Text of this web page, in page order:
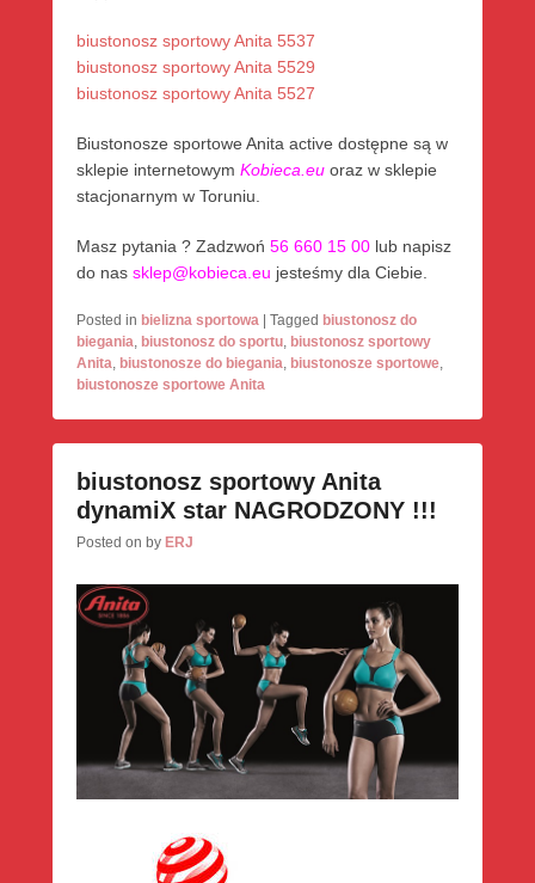
biustonosz sportowy Anita 5537
biustonosz sportowy Anita 5529
biustonosz sportowy Anita 5527
Biustonosze sportowe Anita active dostępne są w
sklepie internetowym Kobieca.eu oraz w sklepie
stacjonarnym w Toruniu.
Masz pytania ? Zadzwoń 56 660 15 00 lub napisz
do nas sklep@kobieca.eu jesteśmy dla Ciebie.
Posted in bielizna sportowa Tagged biustonosz do
biegania, biustonosz do sportu, biustonosz sportowy
Anita, biustonosze do biegania, biustonosze sportowe,
biustonosze sportowe Anita
biustonosz sportowy Anita
dynamiX star NAGRODZONY !!!
Posted on by ERJ